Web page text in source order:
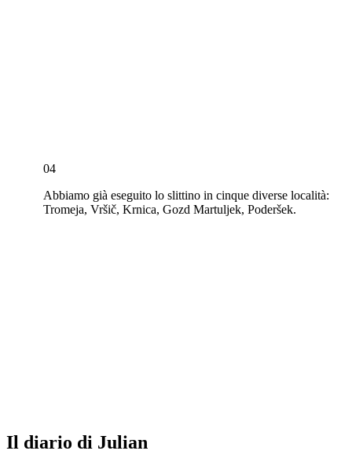
04
Abbiamo già eseguito lo slittino in cinque diverse località:
Tromeja, Vršič, Krnica, Gozd Martuljek, Poderšek.
Il diario di Julian